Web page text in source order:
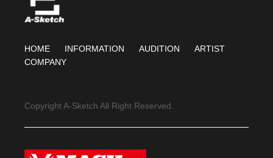
HOME INFORMATION AUDITION
ARTIST
COMPANY
Copyright A-Sketch All Right Reserved.